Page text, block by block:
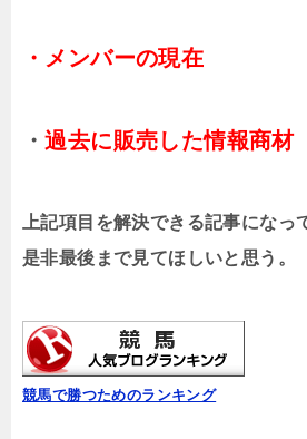
・メンバーの現在
・過去に販売した情報商材
上記項目を解決できる記事になっ
是非最後まで見てほしいと思う。
競馬で勝つためのランキング